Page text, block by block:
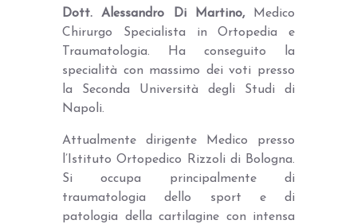
Dott. Alessandro Di Martino,
Medico
Chirurgo Specialista in Ortopedia e
Traumatologia. Ha conseguito la
specialità con massimo dei voti presso
la Seconda Università degli Studi di
Napoli.
Attualmente dirigente Medico presso
l’Istituto Ortopedico Rizzoli di Bologna.
Si occupa principalmente di
traumatologia dello sport e di
patologia della cartilagine con intensa